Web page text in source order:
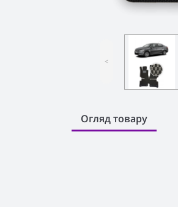
<
Огляд товару